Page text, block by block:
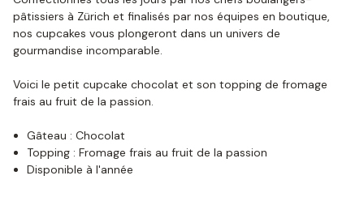
pâtissiers à Zürich et finalisés par nos équipes en boutique,
nos cupcakes vous plongeront dans un univers de
gourmandise incomparable.
Voici le petit cupcake chocolat et son topping de fromage
frais au fruit de la passion.
Gâteau : Chocolat
Topping : Fromage frais au fruit de la passion
Disponible à l'année